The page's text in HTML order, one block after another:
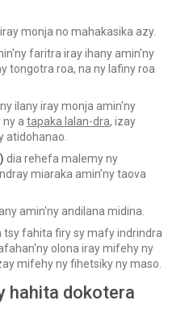
monja no mahakasika azy.
faritra iray ihany amin'ny
tongotra roa, na ny lafiny roa
ilany iray monja amin'ny
a tapaka lalan-dra, izay
atidohanao.
dia rehefa malemy ny
miaraka amin’ny taova
amin'ny andilana midina.
tsy fahita firy sy mafy indrindra
olona iray mifehy ny
mifehy ny fihetsiky ny maso.
hahita dokotera